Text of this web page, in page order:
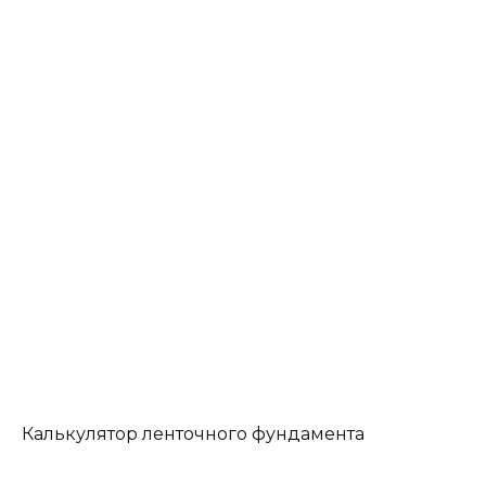
Калькулятор ленточного фундамента